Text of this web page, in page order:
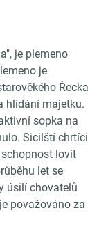
je plemeno
je
Řecka
hlídání majetku.
sopka na
Sicilští chrtíci
lovit
let se
úsilí chovatelů
považováno za